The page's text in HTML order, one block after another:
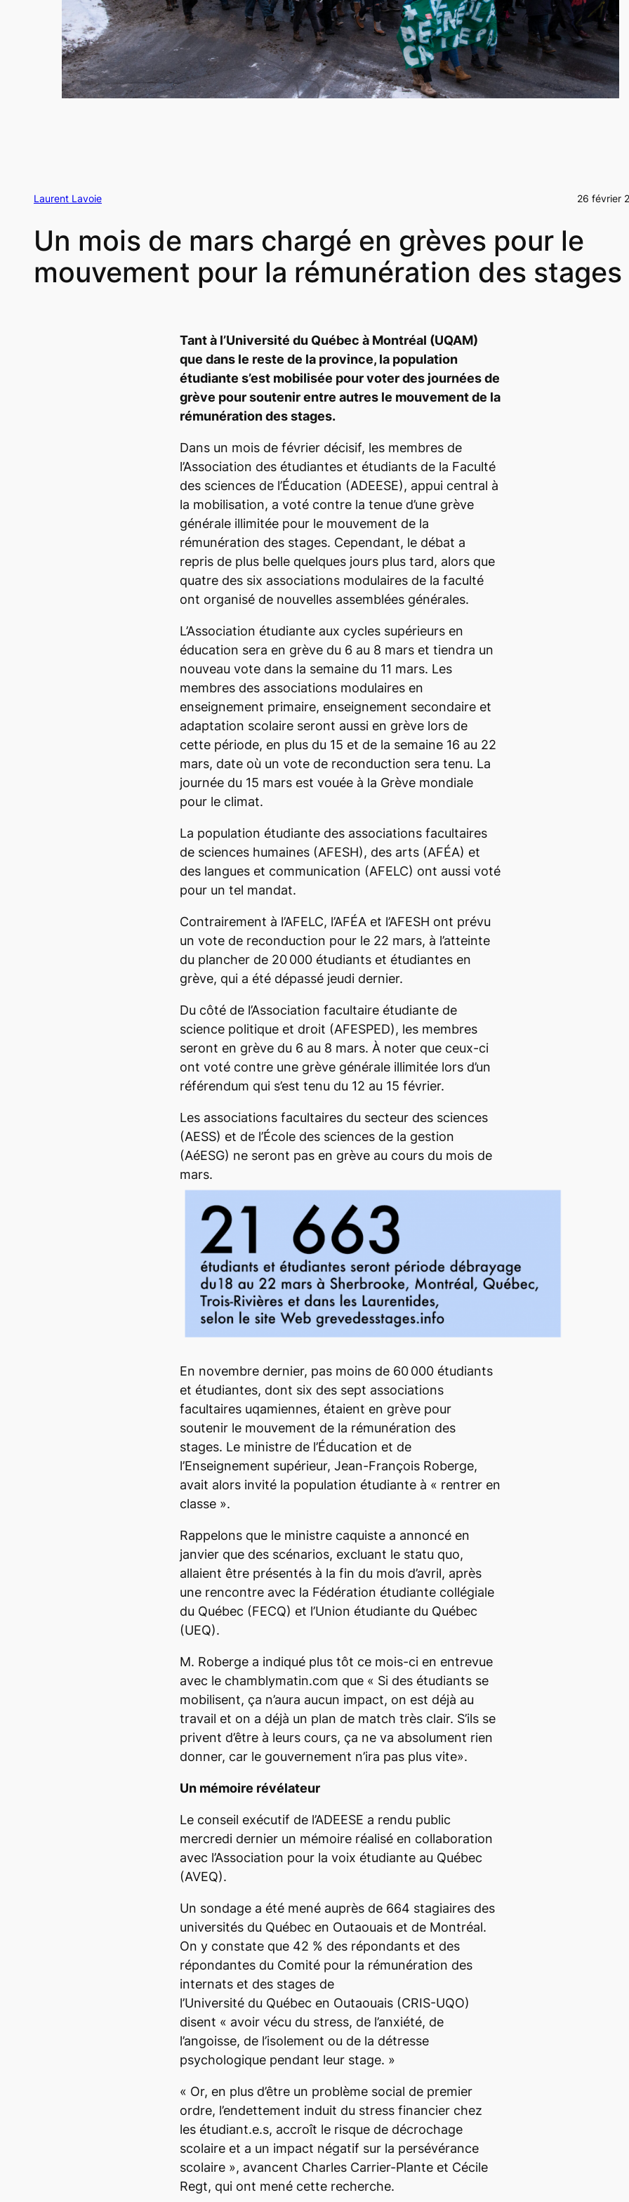
Laurent Lavoie 26 février
Un mois de mars chargé en grèves pour le
mouvement pour la rémunération des stages
Tant à l’Université du Québec à Montréal (UQAM)
que dans le reste de la province, la population
étudiante s’est mobilisée pour voter des journées de
grève pour soutenir entre autres le mouvement de la
rémunération des stages.
Dans un mois de février décisif, les membres de
l’Association des étudiantes et étudiants de la Faculté
des sciences de l’Éducation (ADEESE), appui central à
la mobilisation, a voté contre la tenue d’une grève
générale illimitée pour le mouvement de la
rémunération des stages. Cependant, le débat a
repris de plus belle quelques jours plus tard, alors que
quatre des six associations modulaires de la faculté
ont organisé de nouvelles assemblées générales.
L’Association étudiante aux cycles supérieurs en
éducation sera en grève du 6 au 8 mars et tiendra un
nouveau vote dans la semaine du 11 mars. Les
membres des associations modulaires en
enseignement primaire, enseignement secondaire et
adaptation scolaire seront aussi en grève lors de
cette période, en plus du 15 et de la semaine 16 au 22
mars, date où un vote de reconduction sera tenu. La
journée du 15 mars est vouée à la Grève mondiale
pour le climat.
La population étudiante des associations facultaires
de sciences humaines (AFESH), des arts (AFÉA) et
des langues et communication (AFELC) ont aussi voté
pour un tel mandat.
Contrairement à l’AFELC, l’AFÉA et l’AFESH ont prévu
un vote de reconduction pour le 22 mars, à l’atteinte
du plancher de 20 000 étudiants et étudiantes en
grève, qui a été dépassé jeudi dernier.
Du côté de l’Association facultaire étudiante de
science politique et droit (AFESPED), les membres
seront en grève du 6 au 8 mars. À noter que ceux-ci
ont voté contre une grève générale illimitée lors d’un
référendum qui s’est tenu du 12 au 15 février.
Les associations facultaires du secteur des sciences
(AESS) et de l’École des sciences de la gestion
(AéESG) ne seront pas en grève au cours du mois de
mars.
En novembre dernier, pas moins de 60 000 étudiants
et étudiantes, dont six des sept associations
facultaires uqamiennes, étaient en grève pour
soutenir le mouvement de la rémunération des
stages. Le ministre de l’Éducation et de
l’Enseignement supérieur, Jean-François Roberge,
avait alors invité la population étudiante à « rentrer en
classe ».
Rappelons que le ministre caquiste a annoncé en
janvier que des scénarios, excluant le statu quo,
allaient être présentés à la fin du mois d’avril, après
une rencontre avec la Fédération étudiante collégiale
du Québec (FECQ) et l’Union étudiante du Québec
(UEQ).
M. Roberge a indiqué plus tôt ce mois-ci en entrevue
avec le chamblymatin.com que « Si des étudiants se
mobilisent, ça n’aura aucun impact, on est déjà au
travail et on a déjà un plan de match très clair. S’ils se
privent d’être à leurs cours, ça ne va absolument rien
donner, car le gouvernement n’ira pas plus vite».
Un mémoire révélateur
Le conseil exécutif de l’ADEESE a rendu public
mercredi dernier un mémoire réalisé en collaboration
avec l’Association pour la voix étudiante au Québec
(AVEQ).
Un sondage a été mené auprès de 664 stagiaires des
universités du Québec en Outaouais et de Montréal.
On y constate que 42 % des répondants et des
répondantes du Comité pour la rémunération des
internats et des stages de
l’Université du Québec en Outaouais (CRIS-UQO)
disent « avoir vécu du stress, de l’anxiété, de
l’angoisse, de l’isolement ou de la détresse
psychologique pendant leur stage. »
« Or, en plus d’être un problème social de premier
ordre, l’endettement induit du stress financier chez
les étudiant.e.s, accroît le risque de décrochage
scolaire et a un impact négatif sur la persévérance
scolaire », avancent Charles Carrier-Plante et Cécile
Regt, qui ont mené cette recherche.